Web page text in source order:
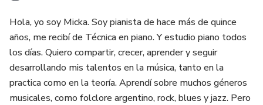
Hola, yo soy Micka. Soy pianista de hace más de quince
años, me recibí de Técnica en piano. Y estudio piano todos
los días. Quiero compartir, crecer, aprender y seguir
desarrollando mis talentos en la música, tanto en la
practica como en la teoría. Aprendí sobre muchos géneros
musicales, como folclore argentino, rock, blues y jazz. Pero